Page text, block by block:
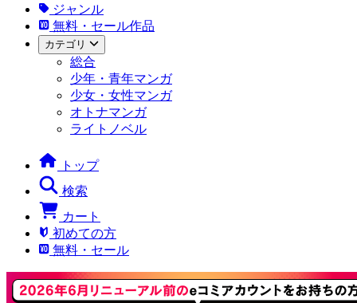
ジャンル
無料・セール作品
カテゴリ
総合
少年・青年マンガ
少女・女性マンガ
オトナマンガ
ライトノベル
トップ
検索
カート
初めての方
無料・セール